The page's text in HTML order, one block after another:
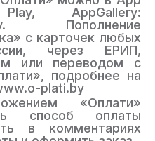
AppGallery:
Пополнение
с карточек любых
через ЕРИП,
или переводом с
подробнее на
plati.by
«Оплати»
способ оплаты
в комментариях